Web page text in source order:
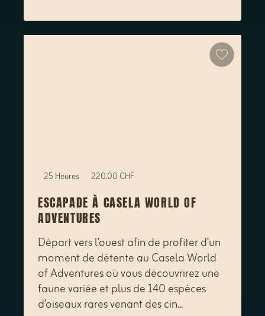
25 Heures 220.00 CHF
ESCAPADE À CASELA WORLD OF
ADVENTURES
Départ vers l’ouest afin de profiter d’un
moment de détente au Casela World
of Adventures où vous découvrirez une
faune variée et plus de 140 espèces
d’oiseaux rares venant des cin...